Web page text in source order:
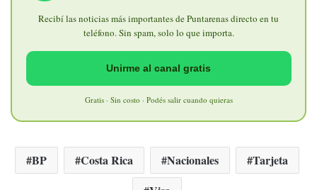
Recibí las noticias más importantes de Puntarenas directo en tu
teléfono. Sin spam, solo lo que importa.
Unirme al canal gratis
Gratis · Sin costo · Podés salir cuando quieras
BP Costa Rica Nacionales
Tarjeta